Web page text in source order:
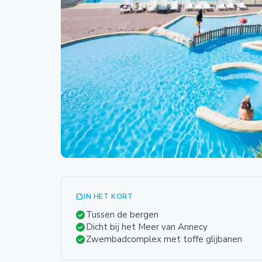
summarizeIN HET KORT
check_circleTussen de bergen
check_circleDicht bij het Meer van Annecy
check_circleZwembadcomplex met toffe glijbanen